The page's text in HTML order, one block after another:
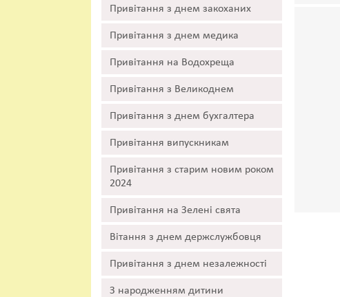
Привітання з днем закоханих
Привітання з днем медика
Привітання на Водохреща
Привітання з Великоднем
Привітання з днем бухгалтера
Привітання випускникам
Привітання з старим новим роком
2024
Привітання на Зелені свята
Вітання з днем держслужбовця
Привітання з днем незалежності
З народженням дитини